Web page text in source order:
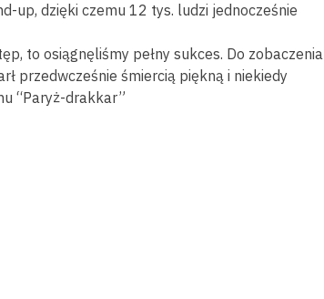
up, dzięki czemu 12 tys. ludzi jednocześnie
to osiągnęliśmy pełny sukces. Do zobaczenia
przedwcześnie śmiercią piękną i niekiedy
“Paryż-drakkar”